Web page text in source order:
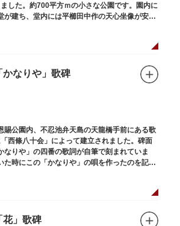
した。約700平方ｍの小さな公園です。園内に
が建ち、堂内には平櫛田中作の天心坐像が安置
かなりや」歌碑
賜公園内、不忍池弁天島の天龍橋手前にある歌
西條八十会」によって建立されました。碑面
なりや」の四番の歌詞が自筆で刻まれていま
た時にこの「かなりや」の唄を作ったのを記念
花」歌碑